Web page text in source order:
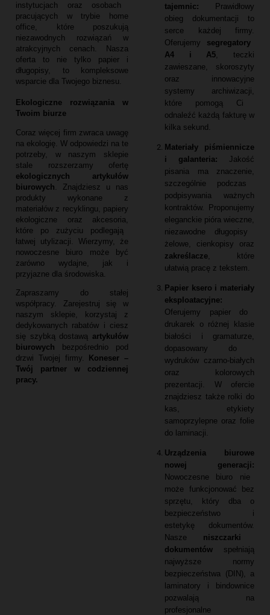
instytucjach oraz osobach
pracujących w trybie home
office,
które poszukują
niezawodnych rozwiązań w
atrakcyjnych cenach.
Nasza
oferta to nie tylko papier i
długopisy,
to kompleksowe
wsparcie dla Twojego biznesu.
Ekologiczne rozwiązania w
Twoim biurze
Coraz więcej firm zwraca uwagę
na ekologię. W odpowiedzi na te
potrzeby,
w naszym sklepie
stale rozszerzamy ofertę
ekologicznych artykułów
biurowych
Znajdziesz u nas
produkty wykonane z
materiałów z recyklingu,
papiery
ekologiczne oraz akcesoria,
które po zużyciu podlegają
łatwej utylizacji.
Wierzymy,
że
nowoczesne biuro może być
zarówno wydajne,
jak i
przyjazne dla środowiska.
Zapraszamy do stałej
współpracy.
Zarejestruj się w
naszym sklepie,
korzystaj z
dedykowanych rabatów i ciesz
się szybką dostawą artykułów
biurowych bezpośrednio pod
drzwi Twojej firmy.
Koneser –
Twój partner w codziennej
pracy.
tajemnic: Prawidłowy
obieg dokumentacji to
serce każdej firmy.
Oferujemy segregatory
A4 i A5
teczki
zawieszane,
skoroszyty
oraz innowacyjne
systemy archiwizacji,
które pomogą Ci
odnaleźć każdą fakturę w
kilka sekund.
Materiały piśmiennicze
i galanteria: Jakość
pisania ma znaczenie,
szczególnie podczas
podpisywania ważnych
kontraktów.
Proponujemy
eleganckie pióra wieczne,
niezawodne długopisy
żelowe,
cienkopisy oraz
zakreślacze
które
ułatwią pracę z tekstem.
Papier ksero i materiały
eksploatacyjne:
Oferujemy papier do
drukarek o różnej klasie
białości i gramaturze,
dopasowany do
wydruków czarno-białych
oraz kolorowych
prezentacji.
W ofercie
znajdziesz także rolki do
kas,
etykiety
samoprzylepne oraz folie
do laminacji.
Urządzenia biurowe
nowej generacji:
Nowoczesne biuro nie
może funkcjonować bez
sprzętu,
który dba o
bezpieczeństwo i
estetykę dokumentów.
Nasze niszczarki
dokumentów spełniają
najwyższe normy
bezpieczeństwa (DIN),
a
laminatory i bindownice
pozwalają na
profesjonalne